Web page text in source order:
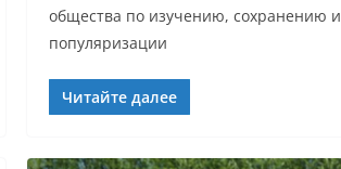
общества по изучению, сохранению и
популяризации
Читайте далее